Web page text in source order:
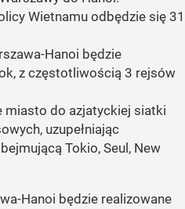
Wietnamu odbędzie się 31
Hanoi będzie
z częstotliwością 3 rejsów
miasto do azjatyckiej siatki
uzupełniając
Tokio, Seul, New
Hanoi będzie realizowane